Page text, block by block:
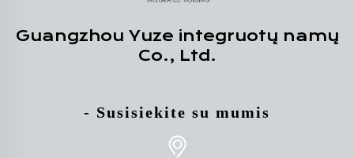
Guangzhou Yuze integruotų namų
Co., Ltd.
- Susisiekite su mumis